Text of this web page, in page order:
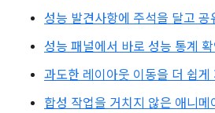
성능 발견사항에 주석을 달고 공
성능 패널에서 바로 성능 통계 확
과도한 레이아웃 이동을 더 쉽게
합성 작업을 거치지 않은 애니메